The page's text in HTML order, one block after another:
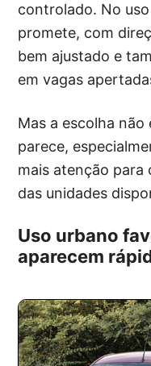
controlado. No
promete, com
bem ajustado e
em vagas
Mas a escolha
parece,
mais atenção para
das unidades
Uso urbano
aparecem